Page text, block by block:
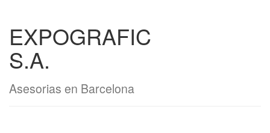
EXPOGRAFIC
S.A.
Asesorias en Barcelona